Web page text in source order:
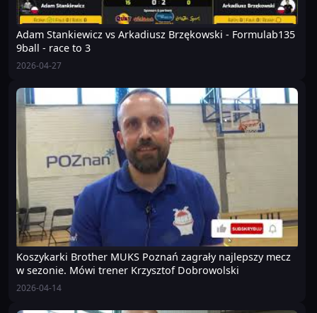
Adam Stankiewicz vs Arkadiusz Brzękowski - Formulab135
9ball - race to 3
2026-04-27
Koszykarki Brother MUKS Poznań zagrały najlepszy mecz
w sezonie. Mówi trener Krzysztof Dobrowolski
2026-04-14